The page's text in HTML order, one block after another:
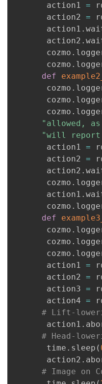
       action1
=
       action2
=
       action1
.
       action2
.
       cozmo
.
       cozmo
.
def
       cozmo
.
       cozmo
.
       cozmo
.
"allowed,
"will report
       action1
=
       action2
=
       action2
.
       cozmo
.
       action1
.
       cozmo
.
def
       cozmo
.
       cozmo
.
       cozmo
.
       action1
=
       action2
=
       action3
=
       action4
=
# Lift-
       action1
.
# Head-
       time
. sleep (
       action2
.
# Image on